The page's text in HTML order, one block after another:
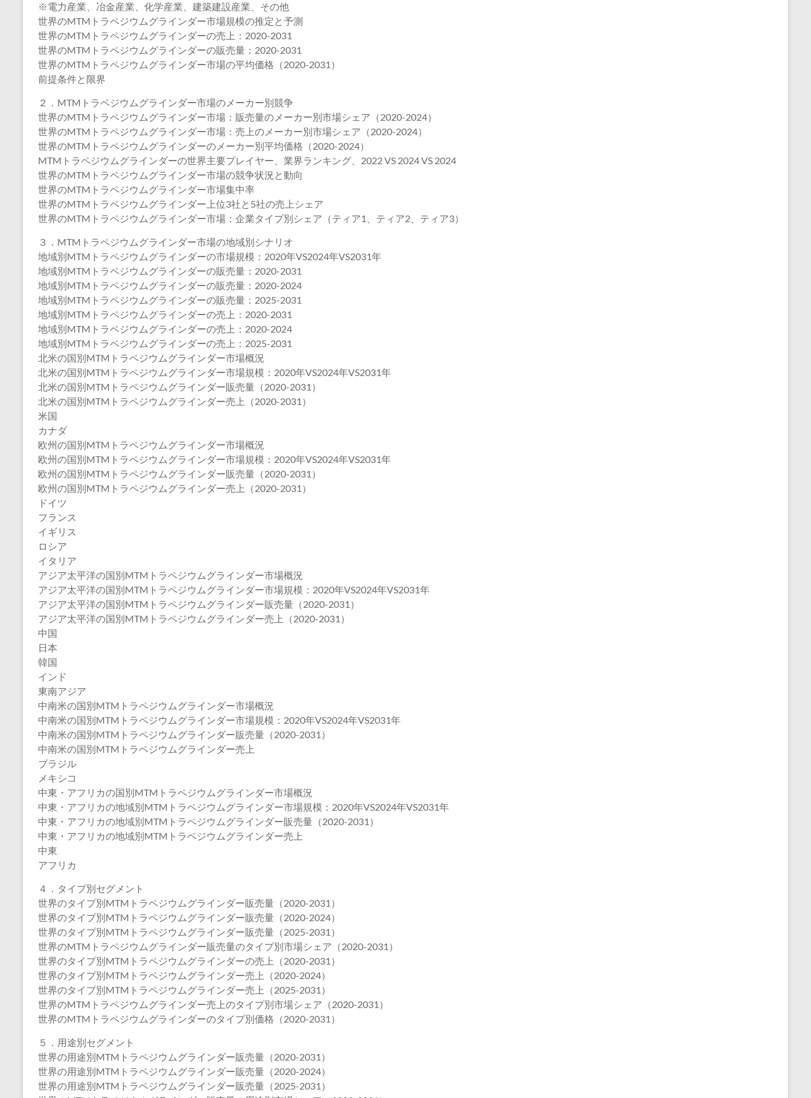
※電力産業、冶金産業、化学産業、建築建設産業、その他
世界のMTMトラペジウムグラインダー市場規模の推定と予測
世界のMTMトラペジウムグラインダーの売上：2020-2031
世界のMTMトラペジウムグラインダーの販売量：2020-2031
世界のMTMトラペジウムグラインダー市場の平均価格（2020-2031）
前提条件と限界
２．MTMトラペジウムグラインダー市場のメーカー別競争
世界のMTMトラペジウムグラインダー市場：販売量のメーカー別市場シェア（2020-2024）
世界のMTMトラペジウムグラインダー市場：売上のメーカー別市場シェア（2020-2024）
世界のMTMトラペジウムグラインダーのメーカー別平均価格（2020-2024）
MTMトラペジウムグラインダーの世界主要プレイヤー、業界ランキング、2022 VS 2024 VS 2024
世界のMTMトラペジウムグラインダー市場の競争状況と動向
世界のMTMトラペジウムグラインダー市場集中率
世界のMTMトラペジウムグラインダー上位3社と5社の売上シェア
世界のMTMトラペジウムグラインダー市場：企業タイプ別シェア（ティア1、ティア2、ティア3）
３．MTMトラペジウムグラインダー市場の地域別シナリオ
地域別MTMトラペジウムグラインダーの市場規模：2020年VS2024年VS2031年
地域別MTMトラペジウムグラインダーの販売量：2020-2031
地域別MTMトラペジウムグラインダーの販売量：2020-2024
地域別MTMトラペジウムグラインダーの販売量：2025-2031
地域別MTMトラペジウムグラインダーの売上：2020-2031
地域別MTMトラペジウムグラインダーの売上：2020-2024
地域別MTMトラペジウムグラインダーの売上：2025-2031
北米の国別MTMトラペジウムグラインダー市場概況
北米の国別MTMトラペジウムグラインダー市場規模：2020年VS2024年VS2031年
北米の国別MTMトラペジウムグラインダー販売量（2020-2031）
北米の国別MTMトラペジウムグラインダー売上（2020-2031）
米国
カナダ
欧州の国別MTMトラペジウムグラインダー市場概況
欧州の国別MTMトラペジウムグラインダー市場規模：2020年VS2024年VS2031年
欧州の国別MTMトラペジウムグラインダー販売量（2020-2031）
欧州の国別MTMトラペジウムグラインダー売上（2020-2031）
ドイツ
フランス
イギリス
ロシア
イタリア
アジア太平洋の国別MTMトラペジウムグラインダー市場概況
アジア太平洋の国別MTMトラペジウムグラインダー市場規模：2020年VS2024年VS2031年
アジア太平洋の国別MTMトラペジウムグラインダー販売量（2020-2031）
アジア太平洋の国別MTMトラペジウムグラインダー売上（2020-2031）
中国
日本
韓国
インド
東南アジア
中南米の国別MTMトラペジウムグラインダー市場概況
中南米の国別MTMトラペジウムグラインダー市場規模：2020年VS2024年VS2031年
中南米の国別MTMトラペジウムグラインダー販売量（2020-2031）
中南米の国別MTMトラペジウムグラインダー売上
ブラジル
メキシコ
中東・アフリカの国別MTMトラペジウムグラインダー市場概況
中東・アフリカの地域別MTMトラペジウムグラインダー市場規模：2020年VS2024年VS2031年
中東・アフリカの地域別MTMトラペジウムグラインダー販売量（2020-2031）
中東・アフリカの地域別MTMトラペジウムグラインダー売上
中東
アフリカ
４．タイプ別セグメント
世界のタイプ別MTMトラペジウムグラインダー販売量（2020-2031）
世界のタイプ別MTMトラペジウムグラインダー販売量（2020-2024）
世界のタイプ別MTMトラペジウムグラインダー販売量（2025-2031）
世界のMTMトラペジウムグラインダー販売量のタイプ別市場シェア（2020-2031）
世界のタイプ別MTMトラペジウムグラインダーの売上（2020-2031）
世界のタイプ別MTMトラペジウムグラインダー売上（2020-2024）
世界のタイプ別MTMトラペジウムグラインダー売上（2025-2031）
世界のMTMトラペジウムグラインダー売上のタイプ別市場シェア（2020-2031）
世界のMTMトラペジウムグラインダーのタイプ別価格（2020-2031）
５．用途別セグメント
世界の用途別MTMトラペジウムグラインダー販売量（2020-2031）
世界の用途別MTMトラペジウムグラインダー販売量（2020-2024）
世界の用途別MTMトラペジウムグラインダー販売量（2025-2031）